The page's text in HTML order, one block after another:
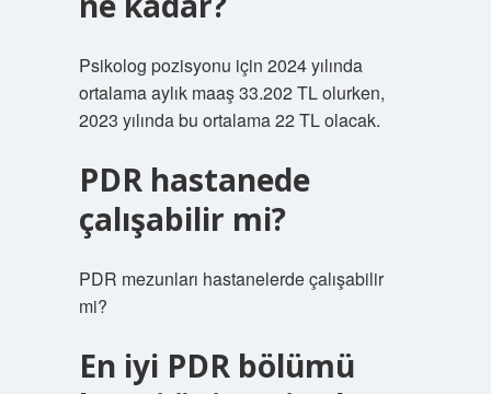
Psikolog pozisyonu için 2024 yılında
ortalama aylık maaş 33.202 TL olurken,
2023 yılında bu ortalama 22 TL olacak.
PDR hastanede
çalışabilir mi?
PDR mezunları hastanelerde çalışabilir
mi?
En iyi PDR bölümü